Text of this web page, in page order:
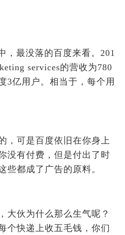
，最没落的百度来看。201
services的营收为780
3亿用户。相当于，每个用
，可是百度依旧在你身上
没有付费，但是付出了时
些都成了广告的原料。
大伙为什么那么生气呢？
个快递上收五毛钱，你们